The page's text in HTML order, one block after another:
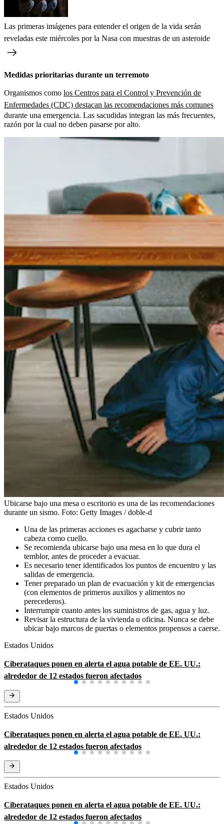
Las primeras imágenes para entender el origen de la vida serán
reveladas este miércoles por la Nasa con muestras de un asteroide
Medidas prioritarias durante un terremoto
Organismos como los Centros para el Control y Prevención de
Enfermedades (CDC) destacan las recomendaciones más comunes
durante una emergencia. Las sacudidas integran las más frecuentes,
razón por la cual no deben pasarse por alto.
Ubicarse bajo una mesa o escritorio es una de las recomendaciones
durante un sismo. Foto: Getty Images / doble-d
Una de las primeras acciones es agacharse y cubrir tanto
cabeza como cuello.
Se recomienda ubicarse bajo una mesa en lo que dura el
temblor, antes de proceder a evacuar.
Es necesario tener identificados los puntos de encuentro y las
salidas de emergencia.
Tener preparado un plan de evacuación y kit de emergencias
(con elementos de primeros auxilios y alimentos no
perecederos).
Interrumpir cuanto antes los suministros de gas, agua y luz.
Revisar la estructura de la vivienda u oficina. Nunca se debe
ubicar bajo marcos de puertas o elementos propensos a caerse.
Estados Unidos
Ciberataques ponen en alerta el agua potable de EE. UU.:
alrededor de 12 estados fueron afectados
Estados Unidos
Ciberataques ponen en alerta el agua potable de EE. UU.:
alrededor de 12 estados fueron afectados
Estados Unidos
Ciberataques ponen en alerta el agua potable de EE. UU.:
alrededor de 12 estados fueron afectados